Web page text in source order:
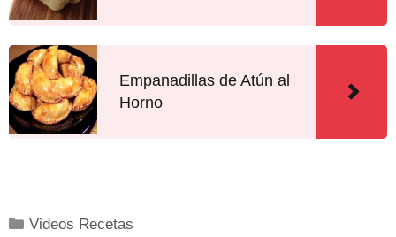
Empanadillas de Atún al
Horno
Videos Recetas